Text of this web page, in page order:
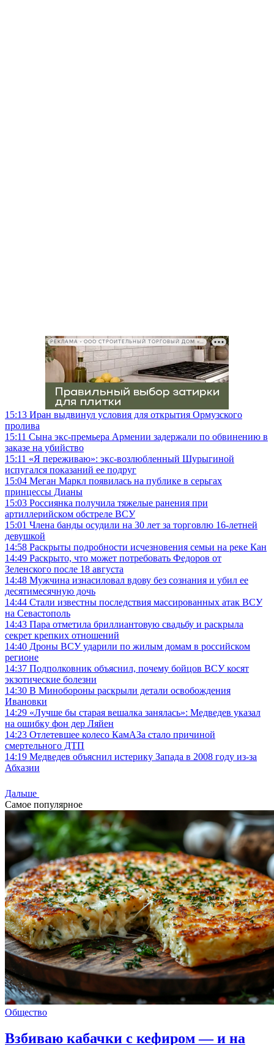
РЕКЛАМА • ООО СТРОИТЕЛЬНЫЙ ТОРГОВЫЙ ДОМ «ПЕТРОВИЧ», ИНН 7802348846
15:13 Иран выдвинул условия для открытия Ормузского
пролива
15:11 Сына экс-премьера Армении задержали по обвинению в
заказе на убийство
15:11 «Я переживаю»: экс-возлюбленный Шурыгиной
испугался показаний ее подруг
15:04 Меган Маркл появилась на публике в серьгах
принцессы Дианы
15:03 Россиянка получила тяжелые ранения при
артиллерийском обстреле ВСУ
15:01 Члена банды осудили на 30 лет за торговлю 16-летней
девушкой
14:58 Раскрыты подробности исчезновения семьи на реке Кан
14:49 Раскрыто, что может потребовать Федоров от
Зеленского после 18 августа
14:48 Мужчина изнасиловал вдову без сознания и убил ее
десятимесячную дочь
14:44 Стали известны последствия массированных атак ВСУ
на Севастополь
14:43 Пара отметила бриллиантовую свадьбу и раскрыла
секрет крепких отношений
14:40 Дроны ВСУ ударили по жилым домам в российском
регионе
14:37 Подполковник объяснил, почему бойцов ВСУ косят
экзотические болезни
14:30 В Минобороны раскрыли детали освобождения
Ивановки
14:29 «Лучше бы старая вешалка занялась»: Медведев указал
на ошибку фон дер Ляйен
14:23 Отлетевшее колесо КамАЗа стало причиной
смертельного ДТП
14:19 Медведев объяснил истерику Запада в 2008 году из-за
Абхазии
Дальше
Самое популярное
Общество
Взбиваю кабачки с кефиром — и на